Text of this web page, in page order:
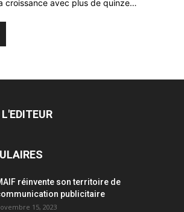
croissance avec plus de quinze…
réinvente son territoire de
publicitaire
15, 2023